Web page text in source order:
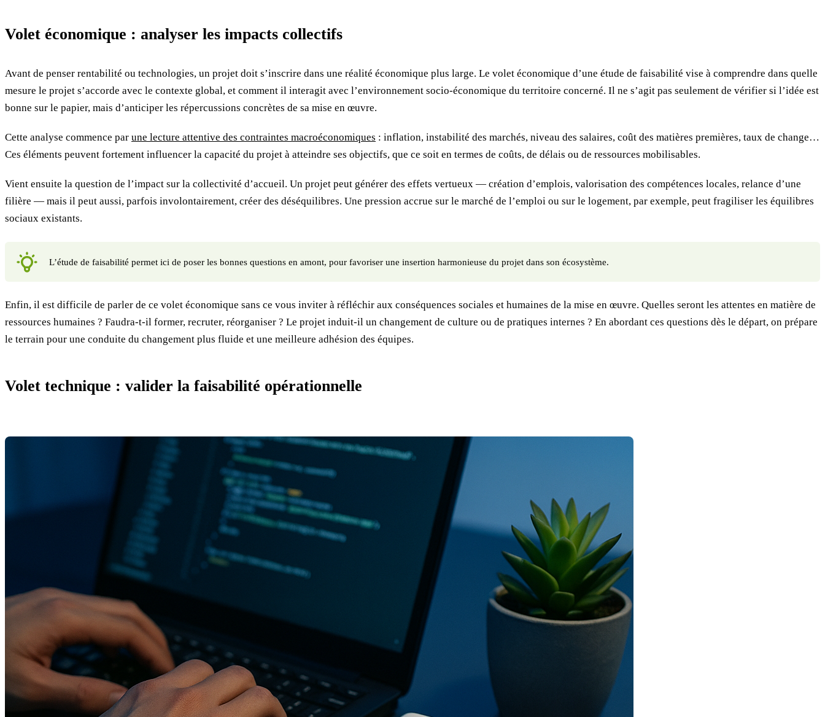
Volet économique : analyser les impacts collectifs
Avant de penser rentabilité ou technologies, un projet doit s’inscrire dans une réalité économique plus large. Le volet économique d’une étude de faisabilité vise à comprendre dans quelle
mesure le projet s’accorde avec le contexte global, et comment il interagit avec l’environnement socio-économique du territoire concerné. Il ne s’agit pas seulement de vérifier si l’idée est
bonne sur le papier, mais d’anticiper les répercussions concrètes de sa mise en œuvre.
Cette analyse commence par une lecture attentive des contraintes macroéconomiques : inflation, instabilité des marchés, niveau des salaires, coût des matières premières, taux de change…
Ces éléments peuvent fortement influencer la capacité du projet à atteindre ses objectifs, que ce soit en termes de coûts, de délais ou de ressources mobilisables.
Vient ensuite la question de l’impact sur la collectivité d’accueil. Un projet peut générer des effets vertueux — création d’emplois, valorisation des compétences locales, relance d’une
filière — mais il peut aussi, parfois involontairement, créer des déséquilibres. Une pression accrue sur le marché de l’emploi ou sur le logement, par exemple, peut fragiliser les équilibres
sociaux existants.
L’étude de faisabilité permet ici de poser les bonnes questions en amont, pour favoriser une insertion harmonieuse du projet dans son écosystème.
Enfin, il est difficile de parler de ce volet économique sans ce vous inviter à réfléchir aux conséquences sociales et humaines de la mise en œuvre. Quelles seront les attentes en matière de
ressources humaines ? Faudra-t-il former, recruter, réorganiser ? Le projet induit-il un changement de culture ou de pratiques internes ? En abordant ces questions dès le départ, on prépare
le terrain pour une conduite du changement plus fluide et une meilleure adhésion des équipes.
Volet technique : valider la faisabilité opérationnelle